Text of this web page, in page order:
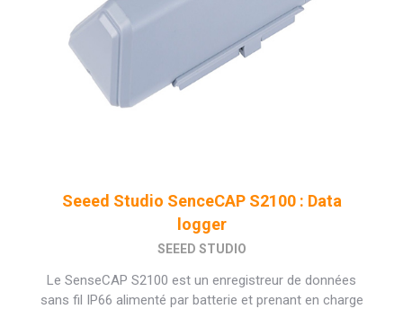
Seeed Studio SenceCAP S2100 : Data
logger
SEEED STUDIO
Le SenseCAP S2100 est un enregistreur de données
sans fil IP66 alimenté par batterie et prenant en charge